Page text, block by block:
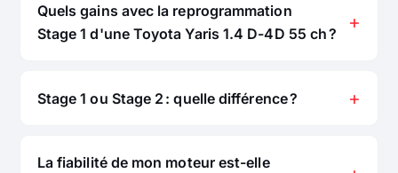
Quels gains avec la reprogrammation
Stage 1 d'une Toyota Yaris 1.4 D-4D 55 ch ?
Stage 1 ou Stage 2 : quelle différence ?
La fiabilité de mon moteur est-elle